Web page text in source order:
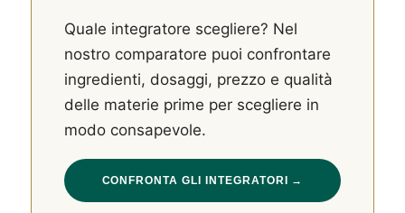
Quale integratore scegliere? Nel
nostro comparatore puoi confrontare
ingredienti, dosaggi, prezzo e qualità
delle materie prime per scegliere in
modo consapevole.
CONFRONTA GLI INTEGRATORI →